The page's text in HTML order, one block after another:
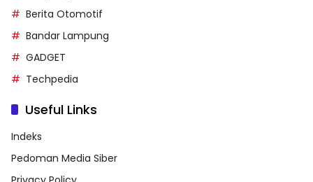
Berita Otomotif
Bandar Lampung
GADGET
Techpedia
Useful Links
Indeks
Pedoman Media Siber